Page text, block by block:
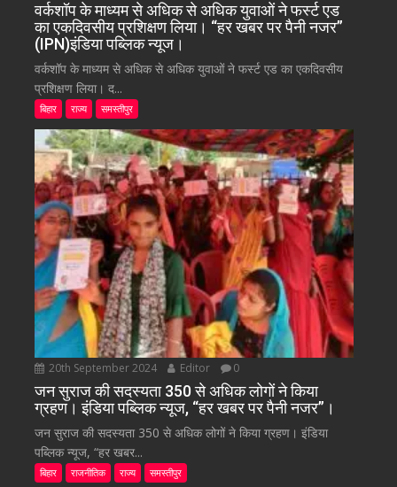
वर्कशॉप के माध्यम से अधिक से अधिक युवाओं ने फर्स्ट एड
का एकदिवसीय प्रशिक्षण लिया। “हर खबर पर पैनी नजर”
(IPN)इंडिया पब्लिक न्यूज।
वर्कशॉप के माध्यम से अधिक से अधिक युवाओं ने फर्स्ट एड का एकदिवसीय
प्रशिक्षण लिया। द...
बिहार राज्य समस्तीपुर
20th September 2024 Editor 0
जन सुराज की सदस्यता 350 से अधिक लोगों ने किया
ग्रहण। इंडिया पब्लिक न्यूज, “हर खबर पर पैनी नजर”।
जन सुराज की सदस्यता 350 से अधिक लोगों ने किया ग्रहण। इंडिया
पब्लिक न्यूज, “हर खबर...
बिहार राजनीतिक राज्य समस्तीपुर